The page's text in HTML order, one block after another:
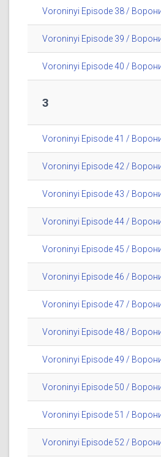
Voroninyi Episode 38 /
Voroninyi Episode 39 /
Voroninyi Episode 40 /
3
Voroninyi Episode 41 /
Voroninyi Episode 42 /
Voroninyi Episode 43 /
Voroninyi Episode 44 /
Voroninyi Episode 45 /
Voroninyi Episode 46 /
Voroninyi Episode 47 /
Voroninyi Episode 48 /
Voroninyi Episode 49 /
Voroninyi Episode 50 /
Voroninyi Episode 51 /
Voroninyi Episode 52 /